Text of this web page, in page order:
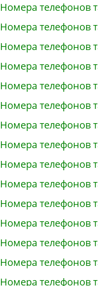
Номера телефонов
Номера телефонов
Номера телефонов
Номера телефонов
Номера телефонов
Номера телефонов
Номера телефонов
Номера телефонов
Номера телефонов
Номера телефонов
Номера телефонов
Номера телефонов
Номера телефонов
Номера телефонов
Номера телефонов